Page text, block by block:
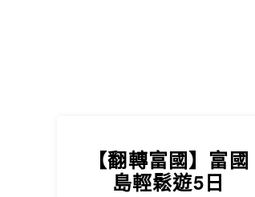
【翻轉富國】富國
島輕鬆遊5日